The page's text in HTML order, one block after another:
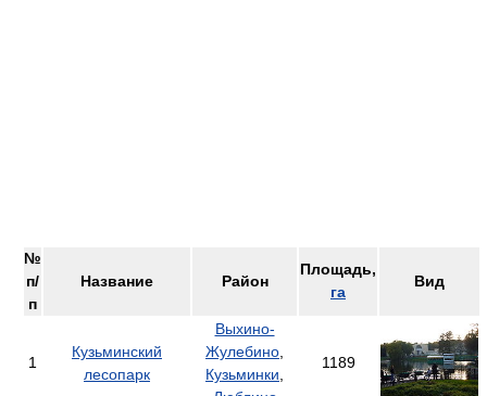
№
п/
п
Название Район
Площадь,
га
Вид
1
Кузьминский
лесопарк
Выхино-
Жулебино
Кузьминки
1189